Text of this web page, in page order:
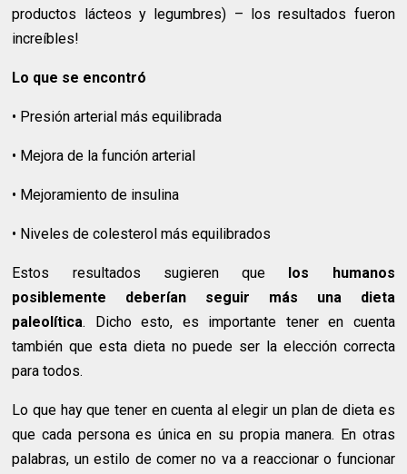
productos lácteos y legumbres) – los resultados fueron
increíbles!
Lo que se encontró
• Presión arterial más equilibrada
• Mejora de la función arterial
• Mejoramiento de insulina
• Niveles de colesterol más equilibrados
Estos resultados sugieren que los humanos
posiblemente deberían seguir más una dieta
paleolítica. Dicho esto, es importante tener en cuenta
también que esta dieta no puede ser la elección correcta
para todos.
Lo que hay que tener en cuenta al elegir un plan de dieta es
que cada persona es única en su propia manera. En otras
palabras, un estilo de comer no va a reaccionar o funcionar